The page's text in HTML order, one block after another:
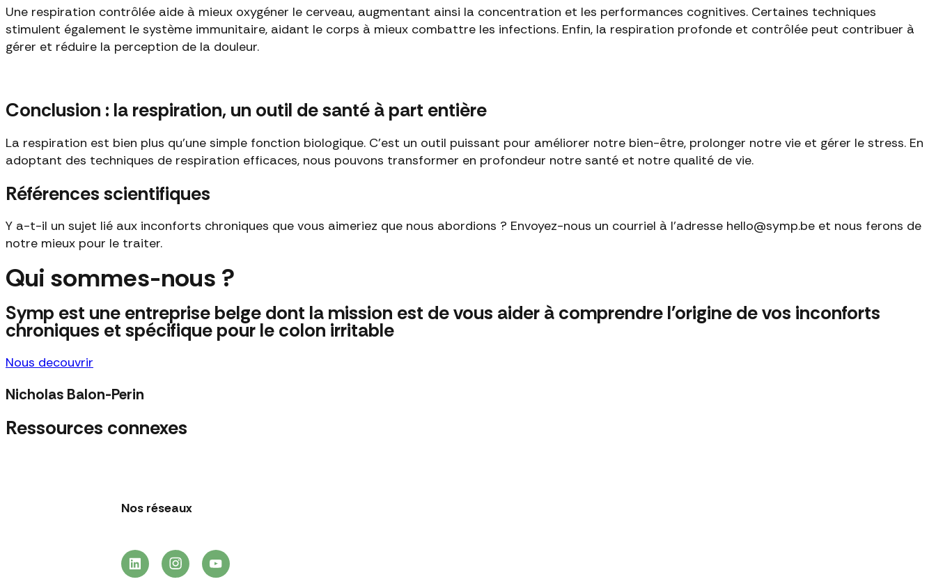
Une respiration contrôlée aide à mieux oxygéner le cerveau, augmentant ainsi la concentration et les performances cognitives. Certaines techniques
stimulent également le système immunitaire, aidant le corps à mieux combattre les infections. Enfin, la respiration profonde et contrôlée peut contribuer à
gérer et réduire la perception de la douleur.
Conclusion : la respiration, un outil de santé à part entière
La respiration est bien plus qu'une simple fonction biologique. C'est un outil puissant pour améliorer notre bien-être, prolonger notre vie et gérer le stress. En
adoptant des techniques de respiration efficaces, nous pouvons transformer en profondeur notre santé et notre qualité de vie.
Références scientifiques
Y a-t-il un sujet lié aux inconforts chroniques que vous aimeriez que nous abordions ? Envoyez-nous un courriel à l'adresse hello@symp.be et nous ferons de
notre mieux pour le traiter.
Qui sommes-nous ?
Symp est une entreprise belge dont la mission est de vous aider à comprendre l'origine de vos inconforts
chroniques et spécifique pour le colon irritable
Nous decouvrir
Nicholas Balon-Perin
Ressources connexes
Nos réseaux